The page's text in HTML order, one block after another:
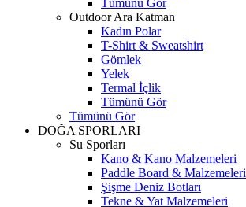
Tümünü Gör
Outdoor Ara Katman
Kadın Polar
T-Shirt & Sweatshirt
Gömlek
Yelek
Termal İçlik
Tümünü Gör
Tümünü Gör
DOĞA SPORLARI
Su Sporları
Kano & Kano Malzemeleri
Paddle Board & Malzemeleri
Şişme Deniz Botları
Tekne & Yat Malzemeleri